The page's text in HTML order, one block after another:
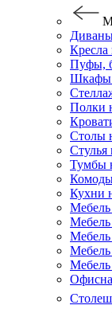
Диваны
Кресла
Пуфы,
Шкафы
Полки
Столы
Стулья
Тумбы
Комоды
Кухни
Мебель
Мебель
Мебель
Мебель
Мебель